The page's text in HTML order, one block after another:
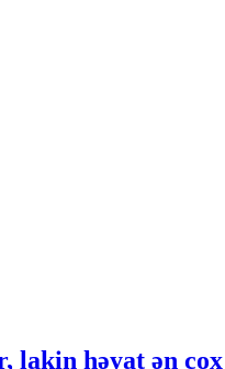
lakin həyat ən